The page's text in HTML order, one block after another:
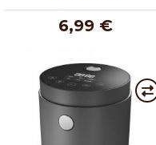
6,99 €